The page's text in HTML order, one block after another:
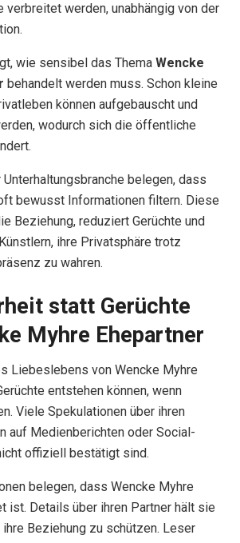
verbreitet werden, unabhängig von der
wie sensibel das Thema Wencke
behandelt werden muss. Schon kleine
können aufgebauscht und
wodurch sich die öffentliche
belegen, dass
bewusst Informationen filtern. Diese
Beziehung, reduziert Gerüchte und
ihre Privatsphäre trotz
zu wahren.
statt Gerüchte
Myhre Ehepartner
Liebeslebens von Wencke Myhre
entstehen können, wenn
Viele Spekulationen über ihren
auf Medienberichten oder Social-
offiziell bestätigt sind.
belegen, dass Wencke Myhre
ist. Details über ihren Partner hält sie
Beziehung zu schützen. Leser